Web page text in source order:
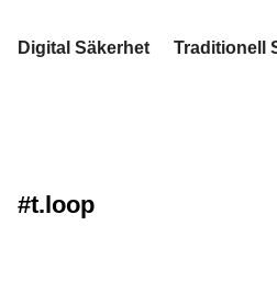
Digital Säkerhet Traditionell
#t.loop